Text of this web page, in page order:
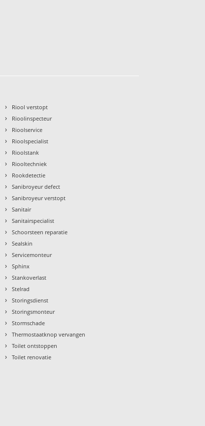
› Riool verstopt
› Rioolinspecteur
› Rioolservice
› Rioolspecialist
› Rioolstank
› Riooltechniek
› Rookdetectie
› Sanibroyeur defect
› Sanibroyeur verstopt
› Sanitair
› Sanitairspecialist
› Schoorsteen reparatie
› Sealskin
› Servicemonteur
› Sphinx
› Stankoverlast
› Stelrad
› Storingsdienst
› Storingsmonteur
› Stormschade
› Thermostaatknop vervangen
› Toilet ontstoppen
› Toilet renovatie